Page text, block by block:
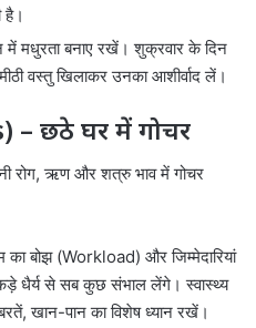
है।
में मधुरता बनाए रखें। शुक्रवार के दिन
वस्तु खिलाकर उनका आशीर्वाद लें।
– छठे घर में गोचर
रोग, ऋण और शत्रु भाव में गोचर
का बोझ (Workload) और जिम्मेदारियां
धैर्य से सब कुछ संभाल लेंगे। स्वास्थ्य
खान-पान का विशेष ध्यान रखें।